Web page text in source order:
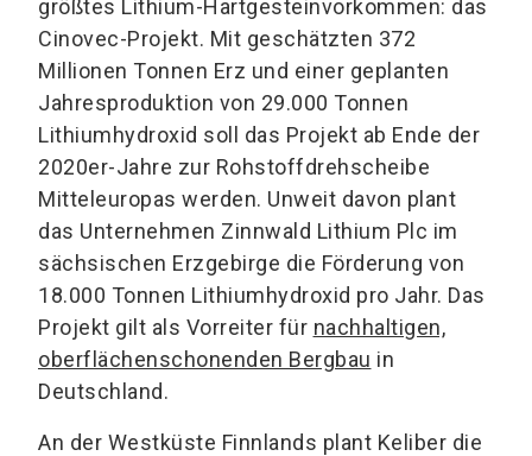
größtes Lithium-Hartgesteinvorkommen: das
Cinovec-Projekt. Mit geschätzten 372
Millionen Tonnen Erz und einer geplanten
Jahresproduktion von 29.000 Tonnen
Lithiumhydroxid soll das Projekt ab Ende der
2020er-Jahre zur Rohstoffdrehscheibe
Mitteleuropas werden. Unweit davon plant
das Unternehmen Zinnwald Lithium Plc im
sächsischen Erzgebirge die Förderung von
18.000 Tonnen Lithiumhydroxid pro Jahr. Das
Projekt gilt als Vorreiter für nachhaltigen,
oberflächenschonenden Bergbau in
Deutschland.
An der Westküste Finnlands plant Keliber die